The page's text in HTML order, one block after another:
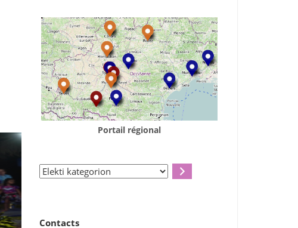
Portail régional
Elekti
Contacts